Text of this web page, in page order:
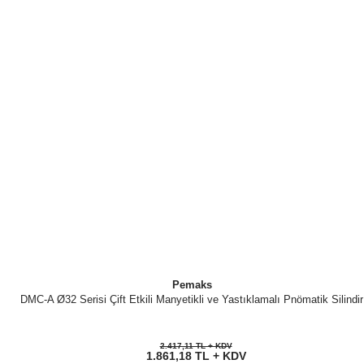
Pemaks
DMC-A Ø32 Serisi Çift Etkili Manyetikli ve Yastıklamalı Pnömatik Silindir
2.417,11 TL + KDV
1.861,18 TL + KDV